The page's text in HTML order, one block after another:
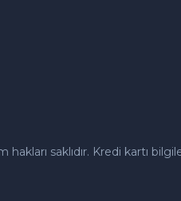
saklıdır. Kredi kartı